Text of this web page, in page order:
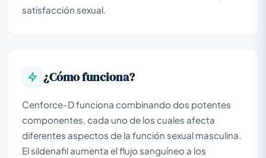
satisfacción sexual.
¿Cómo funciona?
Cenforce-D funciona combinando dos potentes
componentes, cada uno de los cuales afecta
diferentes aspectos de la función sexual masculina.
El sildenafil aumenta el flujo sanguíneo a los